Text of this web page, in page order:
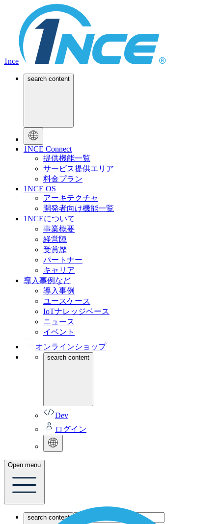
1nce
search content
1NCE Connect
提供機能一覧
サービス提供エリア
料金プラン
1NCE OS
アーキテクチャ
開発者向け機能一覧
1NCEについて
事業概要
経営陣
受賞歴
パートナー
キャリア
導入事例など
導入事例
ユースケース
IoTナレッジベース
ニュース
イベント
オンラインショップ
search content
Dev
ログイン
Open menu
search content